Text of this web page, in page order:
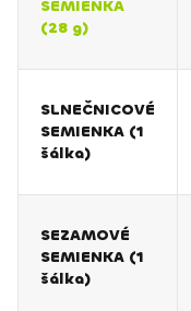
SEMIENKA
(28 g)
SLNEČNICOVÉ
SEMIENKA (1
šálka)
SEZAMOVÉ
SEMIENKA (1
šálka)